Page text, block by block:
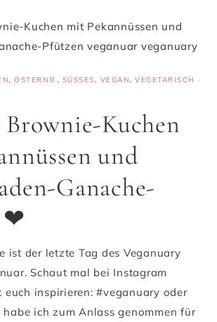
, OSTERN🐰 , SÜSSES , VEGAN, VEGETARISCH ·
Brownie-Kuchen
und
Ganache-
❤
ist der letzte Tag des Veganuary
Schaut mal bei Instagram
euch inspirieren: #veganuary oder
habe ich zum Anlass genommen für